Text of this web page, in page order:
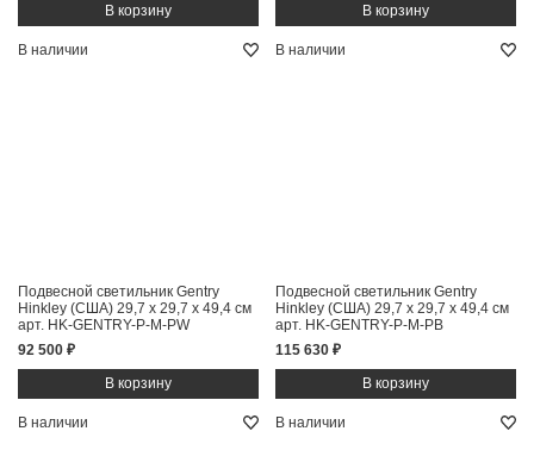
В наличии
Подвесной светильник Gentry
Hinkley (США) 29,7 x 29,7 x 49,4 см
арт. HK-GENTRY-P-M-PW
92 500 ₽
В наличии
Подвесной светильник Gentry
Hinkley (США) 29,7 x 29,7 x 49,4 см
арт. HK-GENTRY-P-M-PB
115 630 ₽
В наличии В наличии